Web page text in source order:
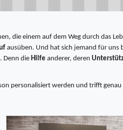
die einem auf dem Weg durch das
ausüben. Und hat sich jemand für uns
Denn die Hilfe anderer, deren
personalisiert werden und trifft